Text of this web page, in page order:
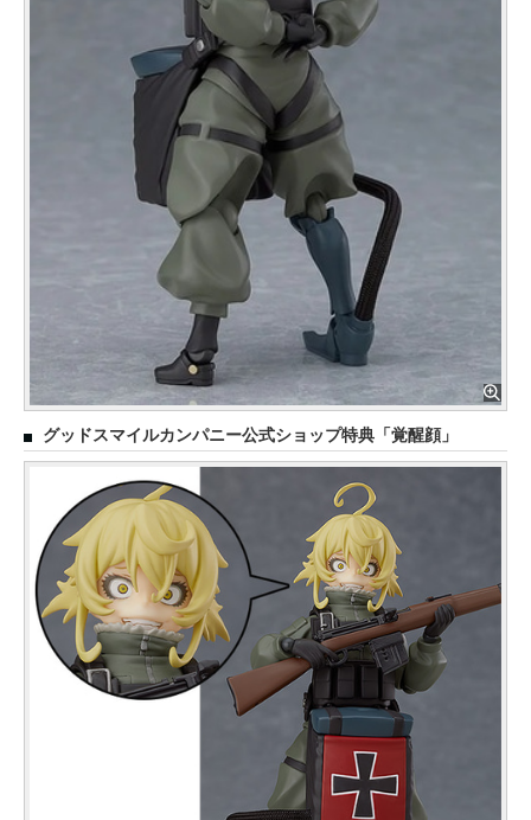
グッドスマイルカンパニー公式ショップ特典「覚醒顔」